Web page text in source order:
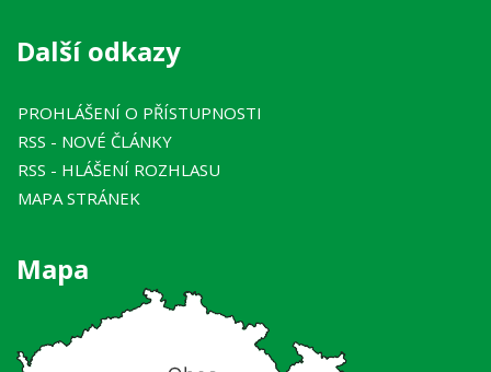
Další odkazy
PROHLÁŠENÍ O PŘÍSTUPNOSTI
RSS - NOVÉ ČLÁNKY
RSS - HLÁŠENÍ ROZHLASU
MAPA STRÁNEK
Mapa